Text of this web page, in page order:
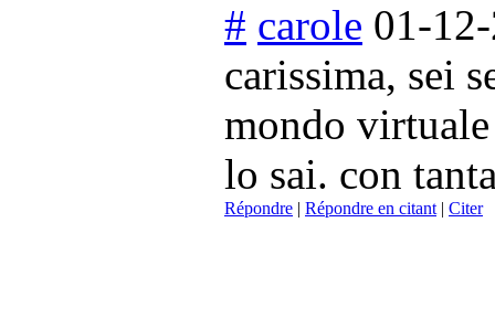
# carole 01-
carissima, sei
mondo
lo sai. con
Répondre | Répondre en citant| Citer